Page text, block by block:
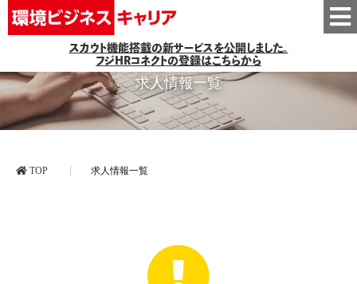
スカウト機能搭載の新サービスを公開しました。
フジHRコネクトの登録はこちらから
求人情報一覧
TOP 求人情報一覧